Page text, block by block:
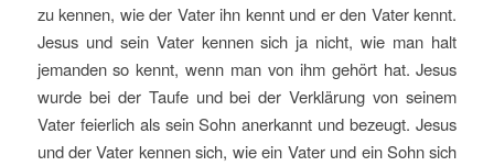
zu kennen, wie der Vater ihn kennt und er den Vater kennt.
Jesus und sein Vater kennen sich ja nicht, wie man halt
jemanden so kennt, wenn man von ihm gehört hat. Jesus
wurde bei der Taufe und bei der Verklärung von seinem
Vater feierlich als sein Sohn anerkannt und bezeugt. Jesus
und der Vater kennen sich, wie ein Vater und ein Sohn sich